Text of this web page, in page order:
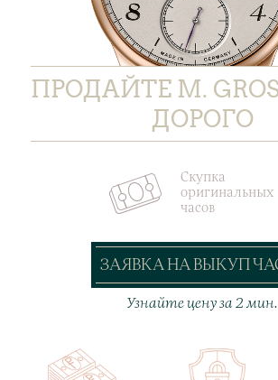
ПРОДАЙТЕ M.
ДОРОГО
Скупка
оригинальных
часов
Узнайте цену за 2 мин.
ЗАЯВКА НА ВЫКУП